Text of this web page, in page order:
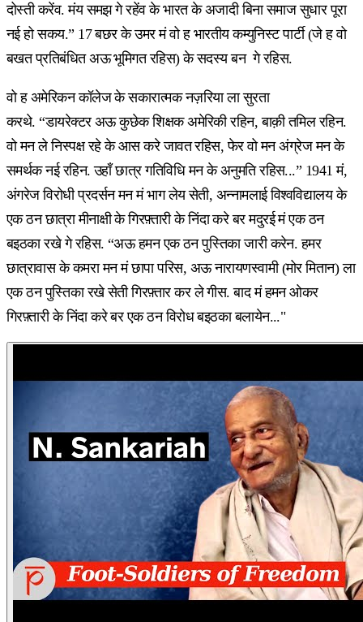
दोस्ती करेंव. मंय समझ गे रहेंव के भारत के अजादी बिना समाज सुधार पूरा
नई हो सकय.” 17 बछर के उमर मं वो ह भारतीय कम्युनिस्ट पार्टी (जे ह वो
बखत प्रतिबंधित अऊ भूमिगत रहिस) के सदस्य बन गे रहिस.
वो ह अमेरिकन कॉलेज के सकारात्मक नज़रिया ला सुरता
करथे. “डायरेक्टर अऊ कुछेक शिक्षक अमेरिकी रहिन, बाक़ी तमिल रहिन.
वो मन ले निस्पक्ष रहे के आस करे जावत रहिस, फेर वो मन अंग्रेज मन के
समर्थक नई रहिन. उहाँ छात्र गतिविधि मन के अनुमति रहिस...” 1941 मं,
अंगरेज विरोधी प्रदर्सन मन मं भाग लेय सेती, अन्नामलाई विश्वविद्यालय के
एक ठन छात्रा मीनाक्षी के गिरफ़्तारी के निंदा करे बर मदुरई मं एक ठन
बइठका रखे गे रहिस. “अऊ हमन एक ठन पुस्तिका जारी करेन. हमर
छात्रावास के कमरा मन मं छापा परिस, अऊ नारायणस्वामी (मोर मितान) ला
एक ठन पुस्तिका रखे सेती गिरफ़्तार कर ले गीस. बाद मं हमन ओकर
गिरफ़्तारी के निंदा करे बर एक ठन विरोध बइठका बलायेन..."